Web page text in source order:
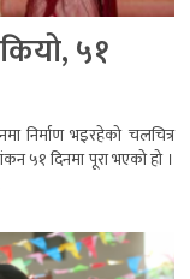
५१
निर्माण भइरहेको चलचित्र
५१ दिनमा पूरा भएको हो ।